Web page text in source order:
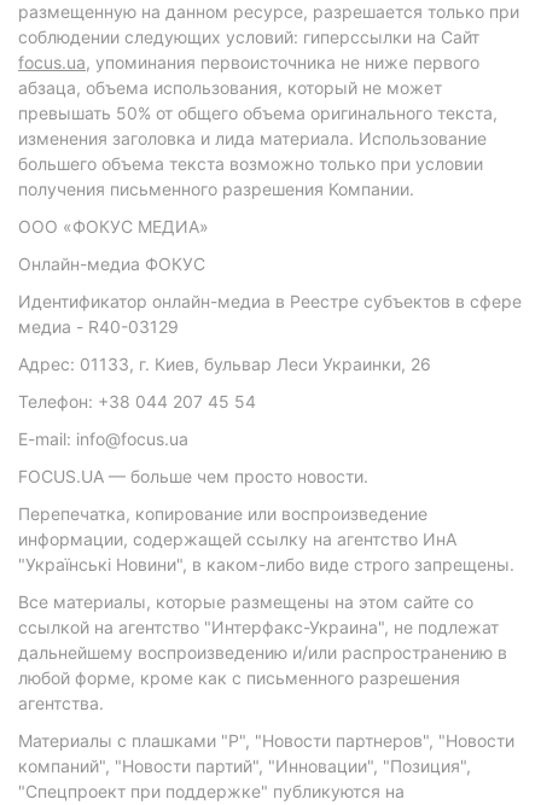
размещенную на данном ресурсе, разрешается только при
соблюдении следующих условий: гиперссылки на Сайт
focus.ua, упоминания первоисточника не ниже первого
абзаца, объема использования, который не может
превышать 50% от общего объема оригинального текста,
изменения заголовка и лида материала. Использование
большего объема текста возможно только при условии
получения письменного разрешения Компании.
ООО «ФОКУС МЕДИА»
Онлайн-медиа ФОКУС
Идентификатор онлайн-медиа в Реестре субъектов в сфере
медиа - R40-03129
Адрес: 01133, г. Киев, бульвар Леси Украинки, 26
Телефон: +38 044 207 45 54
E-mail: info@focus.ua
FOCUS.UA — больше чем просто новости.
Перепечатка, копирование или воспроизведение
информации, содержащей ссылку на агентство ИнА
"Українські Новини", в каком-либо виде строго запрещены.
Все материалы, которые размещены на этом сайте со
ссылкой на агентство "Интерфакс-Украина", не подлежат
дальнейшему воспроизведению и/или распространению в
любой форме, кроме как с письменного разрешения
агентства.
Материалы с плашками "Р", "Новости партнеров", "Новости
компаний", "Новости партий", "Инновации", "Позиция",
"Спецпроект при поддержке" публикуются на